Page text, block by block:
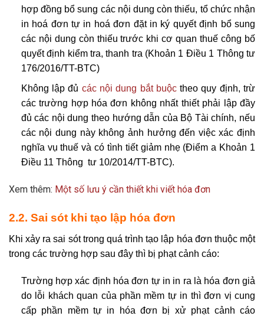
hợp đồng bổ sung các nội dung còn thiếu, tổ chức nhận
in hoá đơn tự in hoá đơn đặt in ký quyết định bổ sung
các nội dung còn thiếu trước khi cơ quan thuế công bố
quyết định kiểm tra, thanh tra (Khoản 1 Điều 1 Thông tư
176/2016/TT-BTC)
Không lập đủ các nội dung bắt buộctheo quy định, trừ
các trường hợp hóa đơn không nhất thiết phải lập đầy
đủ các nội dung theo hướng dẫn của Bộ Tài chính, nếu
các nội dung này không ảnh hưởng đến việc xác định
nghĩa vụ thuế và có tình tiết giảm nhẹ (Điểm a Khoản 1
Điều 11 Thông tư 10/2014/TT-BTC).
Xem thêm: Một số lưu ý cần thiết khi viết hóa đơn
2.2. Sai sót khi tạo lập hóa đơn
Khi xảy ra sai sót trong quá trình tạo lập hóa đơn thuộc một
trong các trường hợp sau đây thì bị phạt cảnh cáo:
Trường hợp xác định hóa đơn tự in in ra là hóa đơn giả
do lỗi khách quan của phần mềm tự in thì đơn vị cung
cấp phần mềm tự in hóa đơn bị xử phạt cảnh cáo